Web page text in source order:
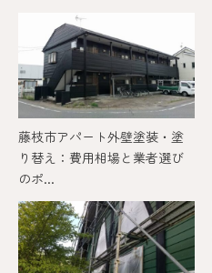
藤枝市アパート外壁塗装・塗
り替え：費用相場と業者選び
のポ...